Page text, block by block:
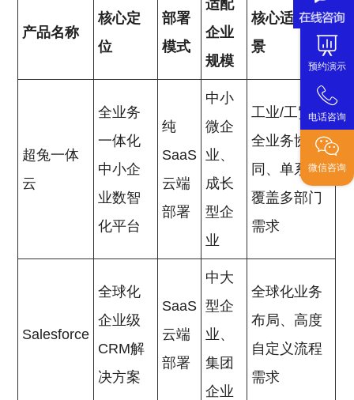
预约演示
电话咨询
微信咨询
产品名称
核心定
位
部署
模式
适配
企业
规模
核心适配场
景
超兔一体
云
全业务
一体化
中小企
业数智
化平台
纯
SaaS
云端
部署
中小
微企
业、
成长
型企
业
工业/工贸类
全业务协
同、单系统
覆盖多部门
需求
Salesforce
全球化
企业级
CRM解
决方案
SaaS
云端
部署
中大
型企
业、
集团
企业
全球化业务
布局、高度
自定义流程
需求